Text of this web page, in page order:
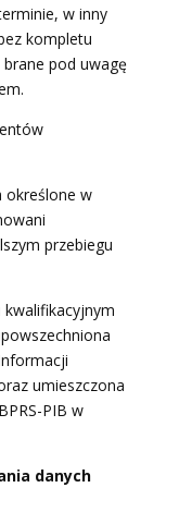
w inny
kompletu
pod uwagę
określone w
przebiegu
umieszczona
PIB w
danych